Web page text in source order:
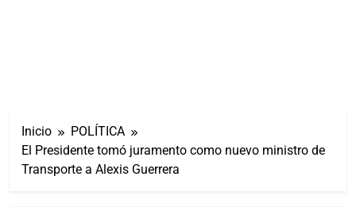
Inicio
POLÍTICA
El Presidente tomó juramento como nuevo ministro de
Transporte a Alexis Guerrera